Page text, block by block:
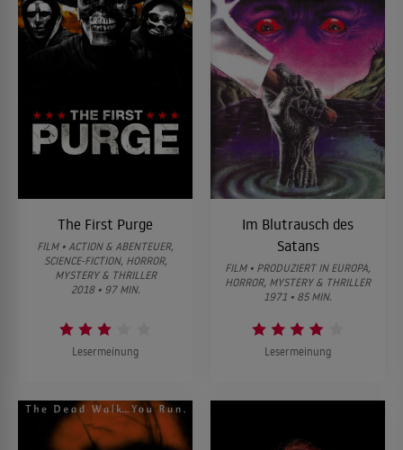
The First Purge
FILM • ACTION & ABENTEUER,
SCIENCE-FICTION, HORROR,
MYSTERY & THRILLER
2018 • 97 MIN.
Lesermeinung
Im Blutrausch des
Satans
FILM • PRODUZIERT IN EUROPA,
HORROR, MYSTERY & THRILLER
1971 • 85 MIN.
Lesermeinung